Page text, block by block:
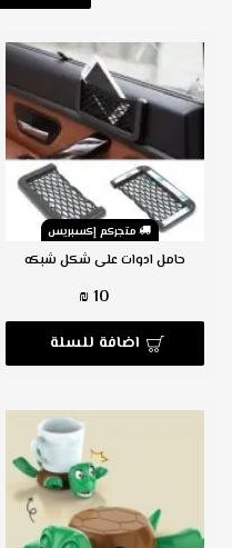
متجركم إكسبريس
حامل ادوات على شكل شبكه
10 ₪
اضافة للسلة